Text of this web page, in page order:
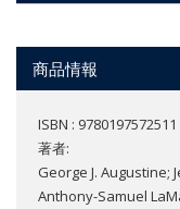
商品情報
ISBN : 9780197572511
著者:
George J. Augustine;
Anthony-Samuel